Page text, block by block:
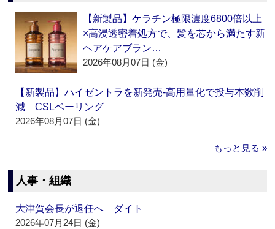
【新製品】ケラチン極限濃度6800倍以上
×高浸透密着処方で、髪を芯から満たす新
ヘアケアブラン…
2026年08月07日 (金)
【新製品】ハイゼントラを新発売‐高用量化で投与本数削
減 CSLベーリング
2026年08月07日 (金)
もっと見る »
人事・組織
大津賀会長が退任へ ダイト
2026年07月24日 (金)